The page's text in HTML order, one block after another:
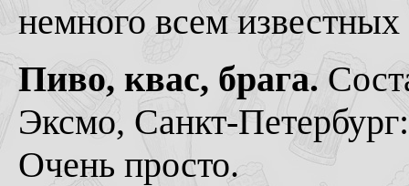
немного всем
Пиво, квас, брага.
Эксмо, Санкт-
Очень просто.